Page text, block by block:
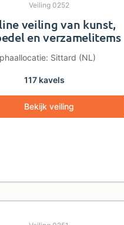
Veiling 0252
veiling van kunst,
en verzamelitems
Sittard (NL)
117 kavels
Bekijk veiling